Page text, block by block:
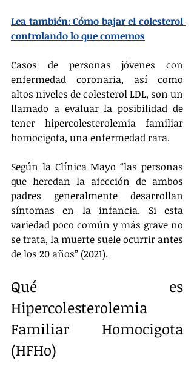
Lea también: Cómo bajar el colesterol
controlando lo que comemos
Casos de personas jóvenes con
enfermedad coronaria, así como
altos niveles de colesterol LDL, son un
llamado a evaluar la posibilidad de
tener hipercolesterolemia familiar
homocigota, una enfermedad rara.
Según la Clínica Mayo “las personas
que heredan la afección de ambos
padres generalmente desarrollan
síntomas en la infancia. Si esta
variedad poco común y más grave no
se trata, la muerte suele ocurrir antes
de los 20 años” (2021).
Qué es
Hipercolesterolemia
Familiar Homocigota
(HFHo)